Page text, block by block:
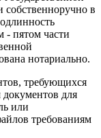
собственноручно в
- пятом части
нотариально.
требующихся
документов для
или
требованиям